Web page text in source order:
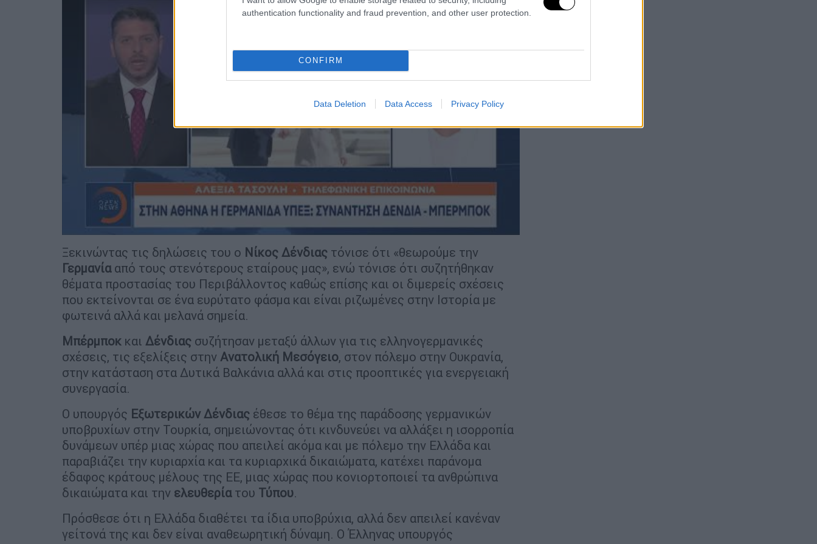
authentication functionality and fraud prevention, and other user protection.
CONFIRM
Data Deletion Data Access Privacy Policy
Ξεκινώντας τις δηλώσεις του ο Νίκος Δένδιας τόνισε ότι «θεωρούμε την
Γερμανίααπό τους στενότερους εταίρους μας», ενώ τόνισε ότι συζητήθηκαν
θέματα προστασίας του Περιβάλλοντος καθώς επίσης και οι διμερείς σχέσεις
που εκτείνονται σε ένα ευρύτατο φάσμα και είναι ριζωμένες στην Ιστορία με
φωτεινά αλλά και μελανά σημεία.
Μπέρμποκ και Δένδιας συζήτησαν μεταξύ άλλων για τις ελληνογερμανικές
σχέσεις, τις εξελίξεις στην Ανατολική Μεσόγειο, στον πόλεμο στην Ουκρανία,
στην κατάσταση στα Δυτικά Βαλκάνια αλλά και στις προοπτικές για ενεργειακή
συνεργασία.
Ο υπουργός Εξωτερικών Δένδιας έθεσε το θέμα της παράδοσης γερμανικών
υποβρυχίων στην Τουρκία, σημειώνοντας ότι κινδυνεύει να αλλάξει η ισορροπία
δυνάμεων υπέρ μιας χώρας που απειλεί ακόμα και με πόλεμο την Ελλάδα και
παραβιάζει την κυριαρχία και τα κυριαρχικά δικαιώματα, κατέχει παράνομα
έδαφος κράτους μέλους της ΕΕ, μιας χώρας που κονιορτοποιεί τα ανθρώπινα
δικαιώματα και την ελευθερίατου Τύπου.
Πρόσθεσε ότι η Ελλάδα διαθέτει τα ίδια υποβρύχια, αλλά δεν απειλεί κανέναν
γείτονά της και δεν είναι αναθεωρητική δύναμη. Ο Έλληνας υπουργός